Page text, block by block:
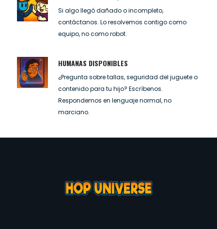
Si algo llegó dañado o incompleto,
contáctanos. Lo resolvemos contigo como
equipo, no como robot.
HUMANAS DISPONIBLES
¿Pregunta sobre tallas, seguridad del juguete o
contenido para tu hijo? Escríbenos.
Respondemos en lenguaje normal, no
marciano.